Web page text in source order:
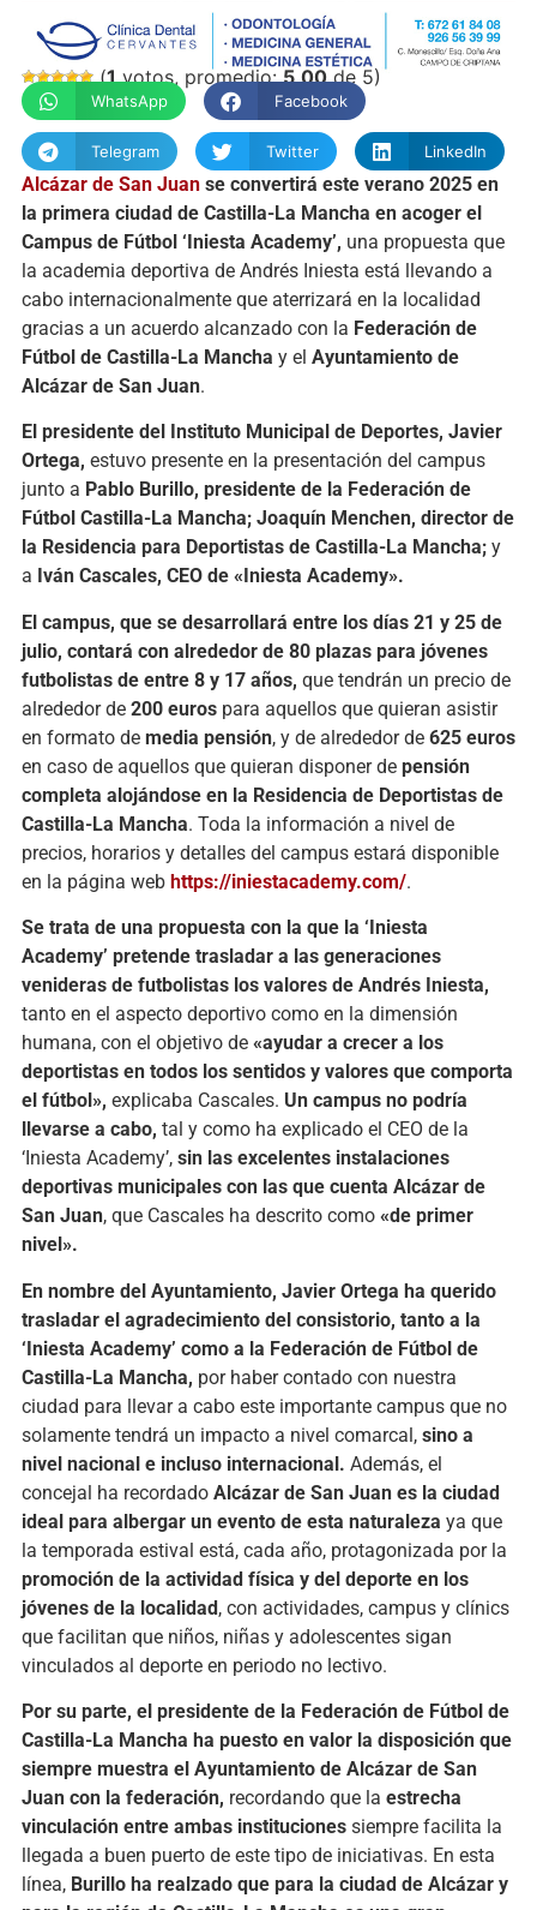
(1votos, promedio:5,00de 5)
WhatsApp Facebook
Telegram Twitter LinkedIn
Alcázar de San Juanse convertirá este verano 2025 en
la primera ciudad de Castilla-La Mancha en acoger el
Campus de Fútbol ‘Iniesta Academy’, una propuesta que
la academia deportiva de Andrés Iniesta está llevando a
cabo internacionalmente que aterrizará en la localidad
gracias a un acuerdo alcanzado con la Federación de
Fútbol de Castilla-La Mancha y el Ayuntamiento de
Alcázar de San Juan.
El presidente del Instituto Municipal de Deportes, Javier
Ortega, estuvo presente en la presentación del campus
junto a Pablo Burillo, presidente de la Federación de
Fútbol Castilla-La Mancha; Joaquín Menchen, director de
la Residencia para Deportistas de Castilla-La Mancha;y
a Iván Cascales, CEO de «Iniesta Academy».
El campus, que se desarrollará entre los días 21 y 25 de
julio, contará con alrededor de 80 plazas para jóvenes
futbolistas de entre 8 y 17 años, que tendrán un precio de
alrededor de 200 eurospara aquellos que quieran asistir
en formato de media pensión, y de alrededor de 625 euros
en caso de aquellos que quieran disponer de pensión
completa alojándose en la Residencia de Deportistas de
Castilla-La Mancha. Toda la información a nivel de
precios, horarios y detalles del campus estará disponible
en la página web https://iniestacademy.com/.
Se trata de una propuesta con la que la ‘Iniesta
Academy’ pretende trasladar a las generaciones
venideras de futbolistas los valores de Andrés Iniesta,
tanto en el aspecto deportivo como en la dimensión
humana, con el objetivo de «ayudar a crecer a los
deportistas en todos los sentidos y valores que comporta
el fútbol», explicaba Cascales. Un campus no podría
llevarse a cabo, tal y como ha explicado el CEO de la
‘Iniesta Academy’, sin las excelentes instalaciones
deportivas municipales con las que cuenta Alcázar de
San Juan, que Cascales ha descrito como «de primer
nivel».
En nombre del Ayuntamiento, Javier Ortega ha querido
trasladar el agradecimiento del consistorio, tanto a la
‘Iniesta Academy’ como a la Federación de Fútbol de
Castilla-La Mancha, por haber contado con nuestra
ciudad para llevar a cabo este importante campus que no
solamente tendrá un impacto a nivel comarcal, sino a
nivel nacional e incluso internacional. Además, el
concejal ha recordado Alcázar de San Juan es la ciudad
ideal para albergar un evento de esta naturaleza ya que
la temporada estival está, cada año, protagonizada por la
promoción de la actividad física y del deporte en los
jóvenes de la localidad, con actividades, campus y clínics
que facilitan que niños, niñas y adolescentes sigan
vinculados al deporte en periodo no lectivo.
Por su parte, el presidente de la Federación de Fútbol de
Castilla-La Mancha ha puesto en valor la disposición que
siempre muestra el Ayuntamiento de Alcázar de San
Juan con la federación, recordando que la estrecha
vinculación entre ambas institucionessiempre facilita la
llegada a buen puerto de este tipo de iniciativas. En esta
línea, Burillo ha realzado que para la ciudad de Alcázar y